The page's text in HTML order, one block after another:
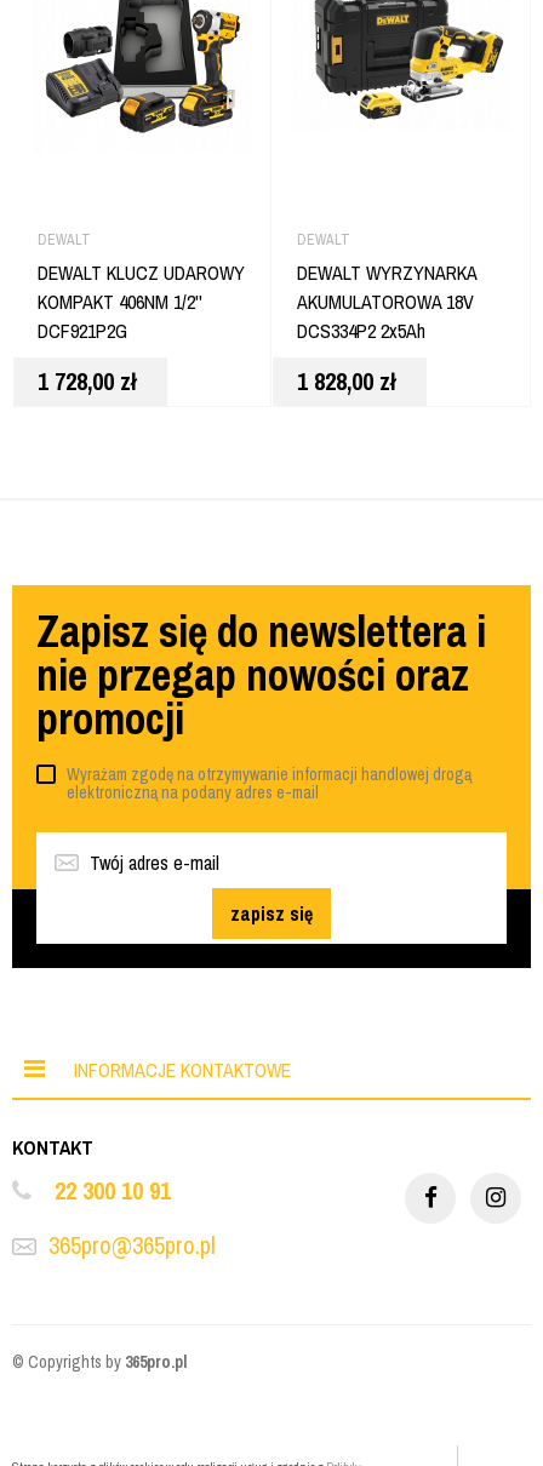
DEWALT
DEWALT KLUCZ UDAROWY
KOMPAKT 406NM 1/2''
DCF921P2G
1 728,00 zł
DEWALT
DEWALT WYRZYNARKA
AKUMULATOROWA 18V
DCS334P2 2x5Ah
1 828,00 zł
Zapisz się do newslettera i
nie przegap nowości oraz
promocji
Wyrażam zgodę na otrzymywanie informacji handlowej drogą
elektroniczną na podany adres e-mail
zapisz się
INFORMACJE KONTAKTOWE
KONTAKT
22 300 10 91
365pro@365pro.pl
© Copyrights by 365pro.pl